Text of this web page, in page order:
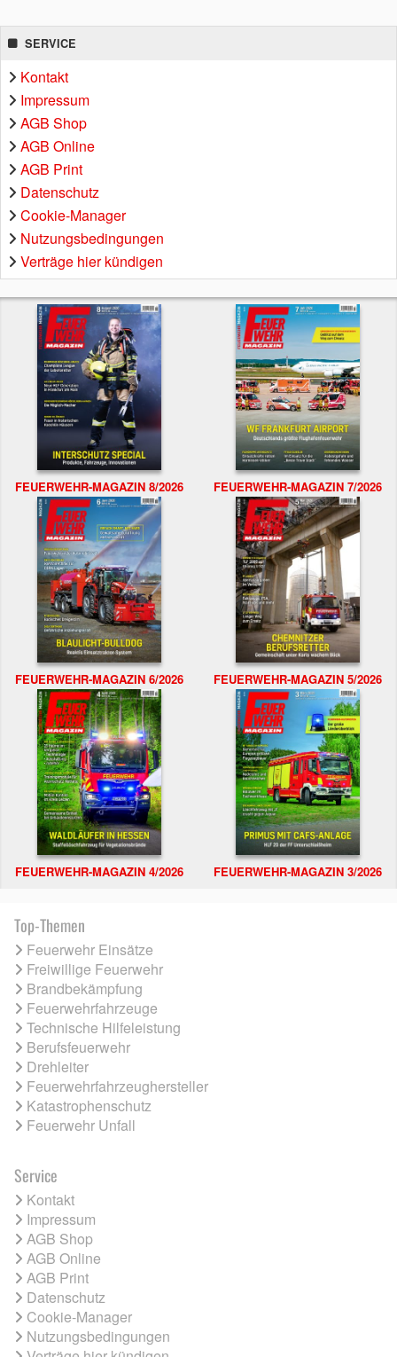
SERVICE
Kontakt
Impressum
AGB Shop
AGB Online
AGB Print
Datenschutz
Cookie-Manager
Nutzungsbedingungen
Verträge hier kündigen
FEUERWEHR-MAGAZIN 8/2026 FEUERWEHR-MAGAZIN 7/2026
FEUERWEHR-MAGAZIN 6/2026 FEUERWEHR-MAGAZIN 5/2026
FEUERWEHR-MAGAZIN 4/2026 FEUERWEHR-MAGAZIN 3/2026
Top-Themen
Feuerwehr Einsätze
Freiwillige Feuerwehr
Brandbekämpfung
Feuerwehrfahrzeuge
Technische Hilfeleistung
Berufsfeuerwehr
Drehleiter
Feuerwehrfahrzeughersteller
Katastrophenschutz
Feuerwehr Unfall
Service
Kontakt
Impressum
AGB Shop
AGB Online
AGB Print
Datenschutz
Cookie-Manager
Nutzungsbedingungen